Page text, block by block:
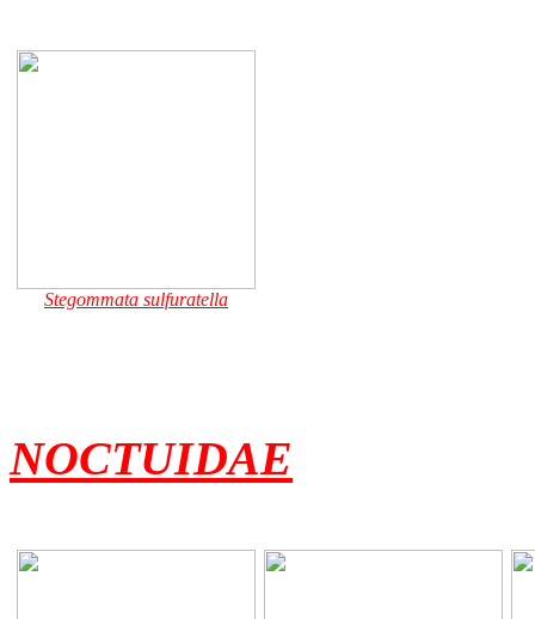
Stegommata sulfuratella
NOCTUIDAE